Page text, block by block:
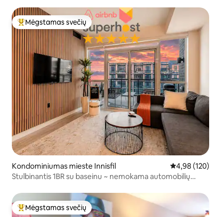
Svečių mėgstamiausias
Mėgstamas svečių
Kondominiumas mieste Innisfil Vidutinis
4,98 (120)
Stulbinantis 1BR su baseinu ~ nemokama automobilių
Svečių mėgstamiausias
Mėgstamas svečių